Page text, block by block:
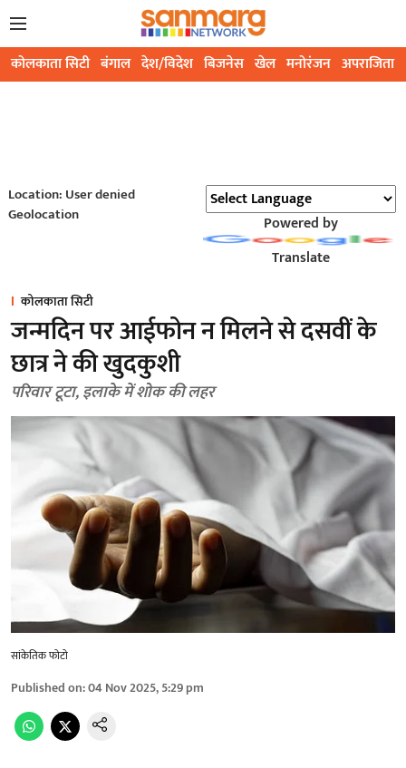
कोलकाता सिटी बंगाल देश/विदेश बिजनेस खेल मनोरंजन अपराजिता
Location: User denied
Geolocation
Powered by
Translate
कोलकाता सिटी
जन्मदिन पर आईफोन न मिलने से दसवीं के
छात्र ने की खुदकुशी
परिवार टूटा, इलाके में शोक की लहर
सांकेतिक फोटो
Published on:04 Nov 2025, 5:29 pm